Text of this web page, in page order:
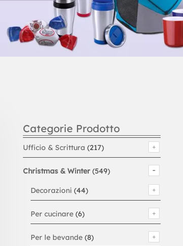
Categorie Prodotto
Ufficio & Scrittura (217)
Christmas & Winter(549)
Decorazioni (44)
Per cucinare(6)
Per le bevande(8)